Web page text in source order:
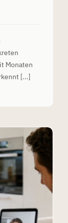
Monaten
[...]